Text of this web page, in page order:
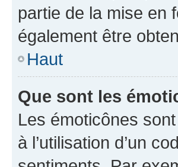
partie de la mise en
également être
Haut
Que sont les
Les émoticônes
à l’utilisation d’un